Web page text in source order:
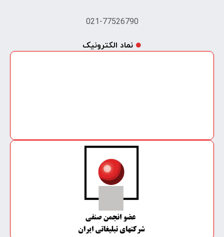
021-77526790
نماد الکترونیک